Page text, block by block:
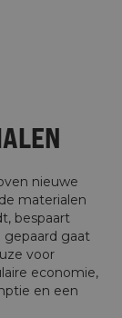
nieuwe
materialen
bespaart
gaat
voor
economie,
en een